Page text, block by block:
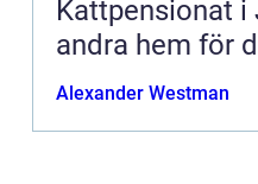
Kattpensionat
andra hem för
Alexander Westman